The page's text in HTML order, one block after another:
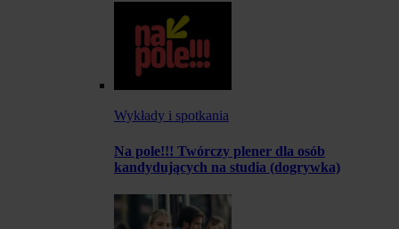
Wykłady i spotkania
Na pole!!! Twórczy plener dla osób
kandydujących na studia (dogrywka)